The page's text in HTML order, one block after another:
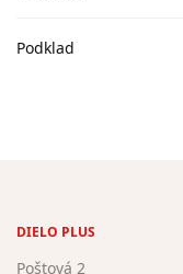
Podklad
DIELO PLUS
Poštová 2